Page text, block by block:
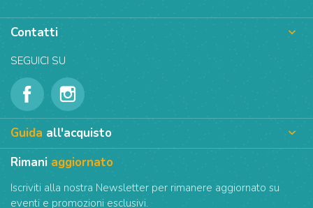
Contatti 
SEGUICI SU
Guida all'acquisto 
Rimani aggiornato
Iscriviti alla nostra Newsletter per rimanere aggiornato su
eventi e promozioni esclusivi.